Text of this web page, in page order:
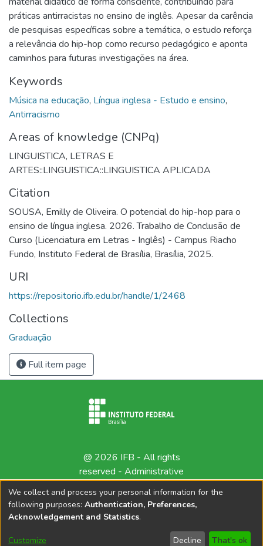
práticas antirracistas no ensino de inglês. Apesar da carência
de pesquisas específicas sobre a temática, o estudo reforça
a relevância do hip-hop como recurso pedagógico e aponta
caminhos para futuras investigações na área.
Keywords
Música na educação, Língua inglesa - Estudo e ensino,
Antirracismo
Areas of knowledge (CNPq)
LINGUISTICA, LETRAS E
ARTES::LINGUISTICA::LINGUISTICA APLICADA
Citation
SOUSA, Emilly de Oliveira. O potencial do hip-hop para o
ensino de língua inglesa. 2026. Trabalho de Conclusão de
Curso (Licenciatura em Letras - Inglês) - Campus Riacho
Fundo, Instituto Federal de Brasília, Brasília, 2025.
URI
https://repositorio.ifb.edu.br/handle/1/2468
Collections
Graduação
Full item page
@ 2026 IFB - All rights
reserved - Administrative
We collect and process your personal information for the
following purposes: Authentication, Preferences,
Acknowledgement and Statistics.
Customize Decline That's ok